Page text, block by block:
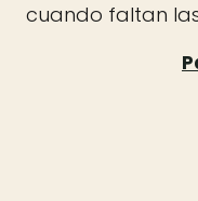
cuando faltan